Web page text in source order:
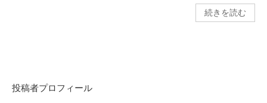
続きを読む
投稿者プロフィール